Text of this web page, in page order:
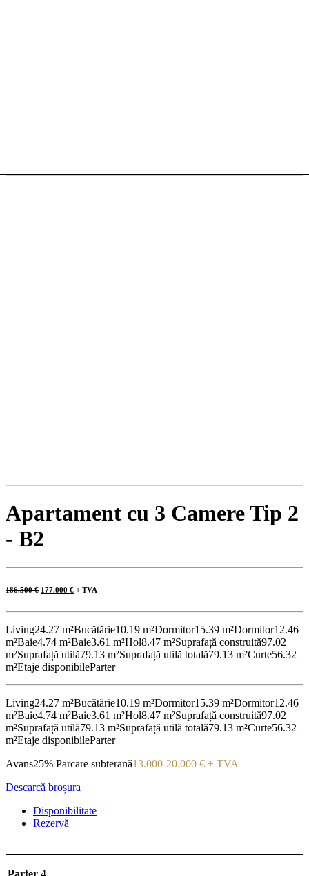
Apartament cu 3 Camere Tip 2
- B2
186.500€ Prețul
fost:
177.000 €Prețul
177.000 €.
+ TVA
Living24.27 m²Bucătărie10.19 m²Dormitor15.39 m²Dormitor12.46
m²Baie4.74 m²Baie3.61 m²Hol8.47 m²Suprafață construită97.02
m²Suprafață utilă79.13 m²Suprafață utilă totală79.13 m²Curte56.32
m²Etaje disponibileParter
Living24.27 m²Bucătărie10.19 m²Dormitor15.39 m²Dormitor12.46
m²Baie4.74 m²Baie3.61 m²Hol8.47 m²Suprafață construită97.02
m²Suprafață utilă79.13 m²Suprafață utilă totală79.13 m²Curte56.32
m²Etaje disponibileParter
Avans25% Parcare subterană13.000-20.000 € + TVA
Descarcă broșura
Disponibilitate
Rezervă
Parter 4